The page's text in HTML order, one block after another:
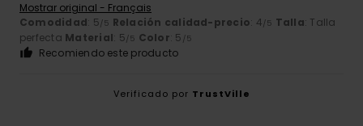
Mostrar original - Français
Comodidad: 5/5 Relación calidad-precio: 4/5 Talla: Talla
perfecta Material: 5/5 Color: 5 /5
Recomiendo este producto
Verificado por TrustVille